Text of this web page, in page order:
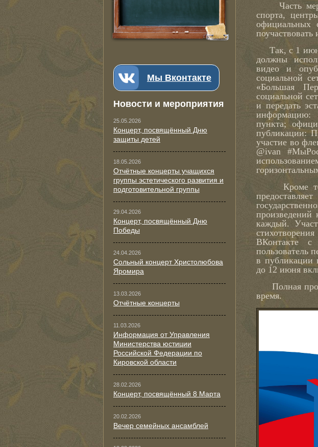
Мы Вконтакте
Новости и мероприятия
25.05.2026
Концерт, посвящённый Дню
защиты детей
18.05.2026
Отчётные концерты учащихся
группы эстетического развития и
подготовительной группы
29.04.2026
Концерт, посвящённый Дню
Победы
24.04.2026
Сольный концерт Христолюбова
Яромира
13.03.2026
Отчётные концерты
11.03.2026
Информация от Управления
Министерства юстиции
Российской Федерации по
Кировской области
28.02.2026
Концерт, посвящённый 8 Марта
20.02.2026
Вечер семейных ансамблей
Часть
спорта,
официальных
поучаствовать
Так, с 1
должны
видео и
социальной
«Большая
социальной
и передать
информацию:
пункта;
публикации:
участие во
@ivan
Кроме
произведений
каждый.
ВКонтакте с
пользователь
в публикации
до 12 июня
Полная
время.